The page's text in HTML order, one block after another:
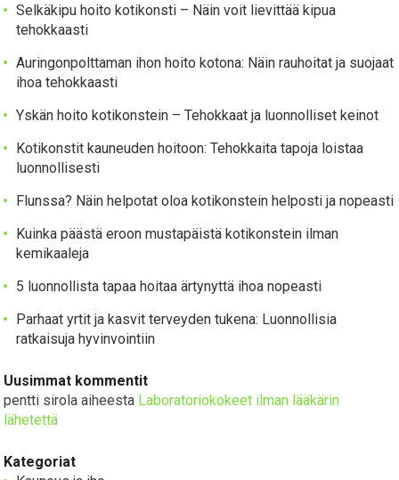
Selkäkipu hoito kotikonsti – Näin voit lievittää kipua
tehokkaasti
Auringonpolttaman ihon hoito kotona: Näin rauhoitat ja suojaat
ihoa tehokkaasti
Yskän hoito kotikonstein – Tehokkaat ja luonnolliset keinot
Kotikonstit kauneuden hoitoon: Tehokkaita tapoja loistaa
luonnollisesti
Flunssa? Näin helpotat oloa kotikonstein helposti ja nopeasti
Kuinka päästä eroon mustapäistä kotikonstein ilman
kemikaaleja
5 luonnollista tapaa hoitaa ärtynyttä ihoa nopeasti
Parhaat yrtit ja kasvit terveyden tukena: Luonnollisia
ratkaisuja hyvinvointiin
Uusimmat kommentit
pentti sirola aiheesta Laboratoriokokeet ilman lääkärin
lähetettä
Kategoriat